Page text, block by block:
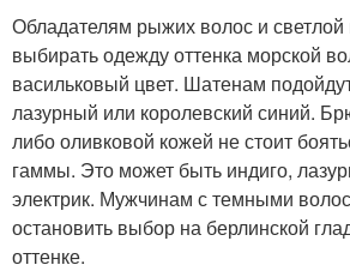
Обладателям рыжих волос и светлой
выбирать одежду оттенка морской
васильковый цвет. Шатенам
лазурный или королевский синий.
либо оливковой кожей не стоит
гаммы. Это может быть индиго,
электрик. Мужчинам с темными
остановить выбор на берлинской
оттенке.